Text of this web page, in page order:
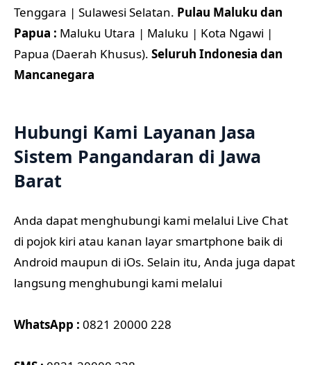
Tenggara | Sulawesi Selatan. Pulau Maluku dan
Papua : Maluku Utara | Maluku | Kota Ngawi |
Papua (Daerah Khusus). Seluruh Indonesia dan
Mancanegara
Hubungi Kami Layanan Jasa
Sistem Pangandaran di Jawa
Barat
Anda dapat menghubungi kami melalui Live Chat
di pojok kiri atau kanan layar smartphone baik di
Android maupun di iOs. Selain itu, Anda juga dapat
langsung menghubungi kami melalui
WhatsApp : 0821 20000 228